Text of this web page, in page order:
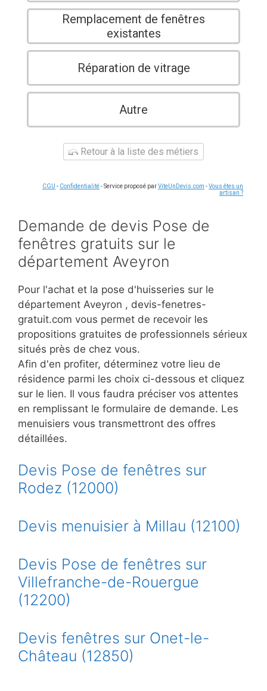
Remplacement de fenêtres
existantes
Réparation de vitrage
Autre
Retour à la liste des métiers
CGU - Confidentialité- Service proposé parViteUnDevis.com -Vous êtes un
artisan ?
Demande de devis Pose de
fenêtres gratuits sur le
département Aveyron
Pour l'achat et la pose d'huisseries sur le
département Aveyron , devis-fenetres-
gratuit.com vous permet de recevoir les
propositions gratuites de professionnels sérieux
situés près de chez vous.
Afin d'en profiter, déterminez votre lieu de
résidence parmi les choix ci-dessous et cliquez
sur le lien. Il vous faudra préciser vos attentes
en remplissant le formulaire de demande. Les
menuisiers vous transmettront des offres
détaillées.
Devis Pose de fenêtres sur
Rodez (12000)
Devis menuisier à Millau (12100)
Devis Pose de fenêtres sur
Villefranche-de-Rouergue
(12200)
Devis fenêtres sur Onet-le-
Château (12850)